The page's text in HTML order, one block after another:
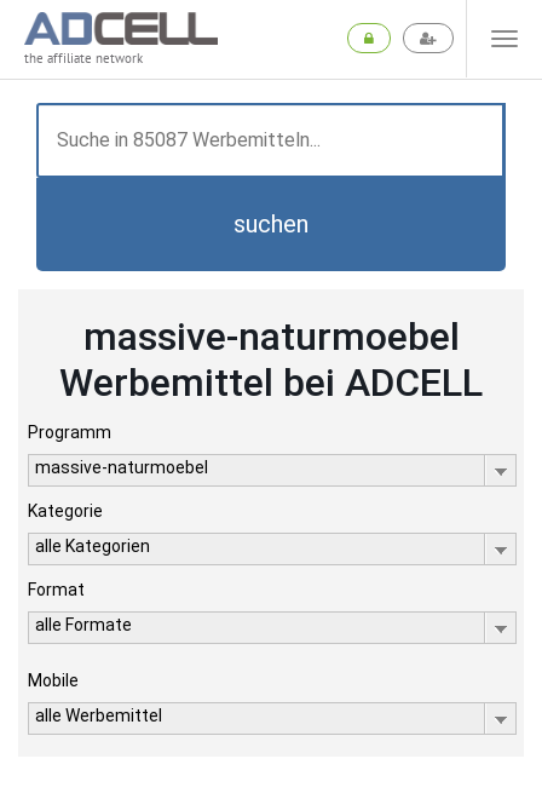
the affiliate network
suchen
massive-naturmoebel
Werbemittel bei ADCELL
Programm
massive-naturmoebel
Kategorie
alle Kategorien
Format
alle Formate
Mobile
alle Werbemittel